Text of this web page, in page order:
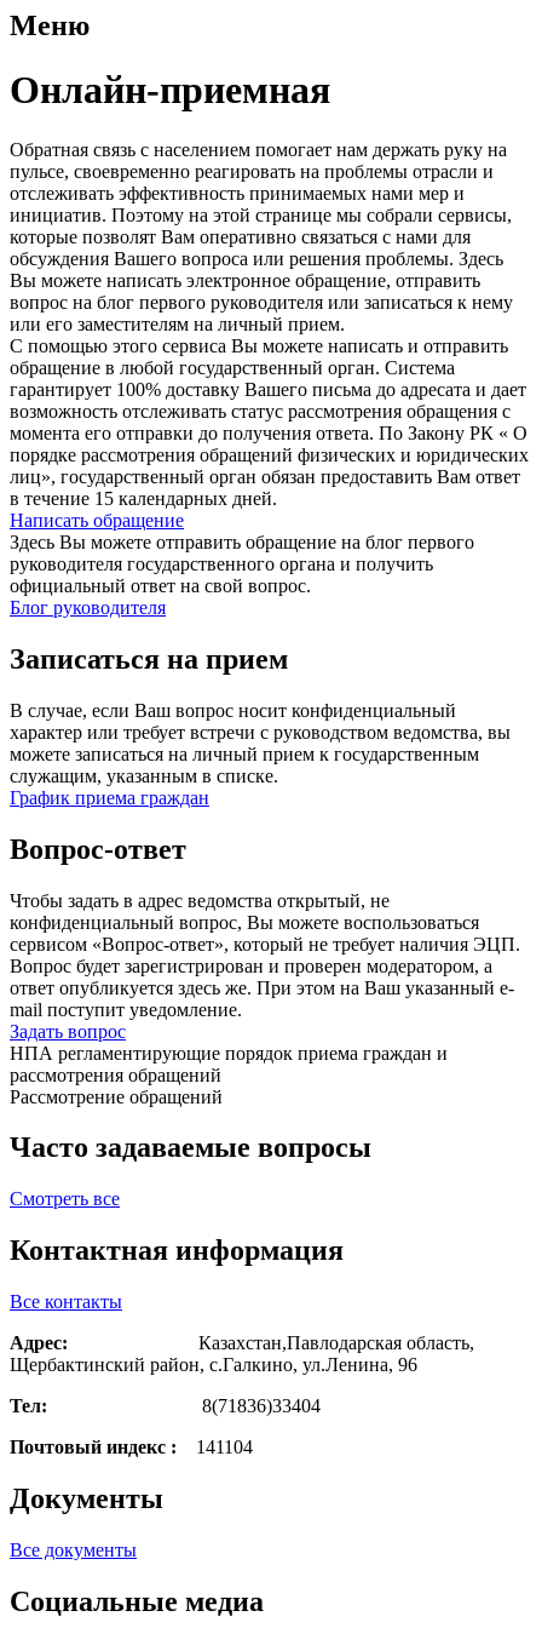
Меню
Онлайн-приемная
Обратная связь с населением помогает нам держать руку на
пульсе, своевременно реагировать на проблемы отрасли и
отслеживать эффективность принимаемых нами мер и
инициатив. Поэтому на этой странице мы собрали сервисы,
которые позволят Вам оперативно связаться с нами для
обсуждения Вашего вопроса или решения проблемы. Здесь
Вы можете написать электронное обращение, отправить
вопрос на блог первого руководителя или записаться к нему
или его заместителям на личный прием.
С помощью этого сервиса Вы можете написать и отправить
обращение в любой государственный орган. Система
гарантирует 100% доставку Вашего письма до адресата и дает
возможность отслеживать статус рассмотрения обращения с
момента его отправки до получения ответа. По Закону РК « О
порядке рассмотрения обращений физических и юридических
лиц», государственный орган обязан предоставить Вам ответ
в течение 15 календарных дней.
Написать обращение
Здесь Вы можете отправить обращение на блог первого
руководителя государственного органа и получить
официальный ответ на свой вопрос.
Блог руководителя
Записаться на прием
В случае, если Ваш вопрос носит конфиденциальный
характер или требует встречи с руководством ведомства, вы
можете записаться на личный прием к государственным
служащим, указанным в списке.
График приема граждан
Вопрос-ответ
Чтобы задать в адрес ведомства открытый, не
конфиденциальный вопрос, Вы можете воспользоваться
сервисом «Вопрос-ответ», который не требует наличия ЭЦП.
Вопрос будет зарегистрирован и проверен модератором, а
ответ опубликуется здесь же. При этом на Ваш указанный e-
mail поступит уведомление.
Задать вопрос
НПА регламентирующие порядок приема граждан и
рассмотрения обращений
Рассмотрение обращений
Часто задаваемые вопросы
Смотреть все
Контактная информация
Все контакты
Адрес: Казахстан,Павлодарская область,
Щербактинский район, с.Галкино, ул.Ленина, 96
Тел:
8(71836)33404
Почтовый индекс : 141104
Документы
Все документы
Социальные медиа